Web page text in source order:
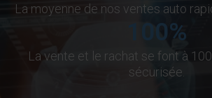
La moyenne de nos ventes auto
100%
La vente et le rachat se font à
sécurisée.